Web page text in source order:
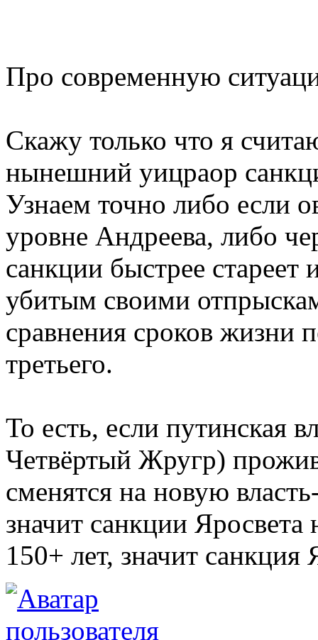
Про современную
Скажу только что я
нынешний уицраор
Узнаем точно либо если
уровне Андреева, либо
санкции быстрее стареет
убитым своими
сравнения сроков жизни
третьего.
То есть, если путинская
Четвёртый Жругр)
сменятся на новую
значит санкции
150+ лет, значит санкция